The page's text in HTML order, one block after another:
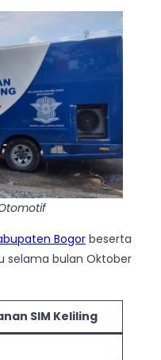
Bogor beserta
selama bulan Oktober
SIM Keliling